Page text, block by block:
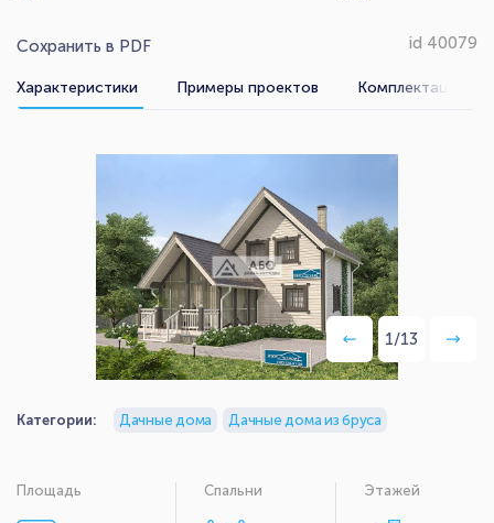
Сохранить в PDF id 40079
Характеристики Примеры проектов Комплектации
Категории: Дачные дома Дачные дома из бруса
1/13
Площадь Спальни Этажей